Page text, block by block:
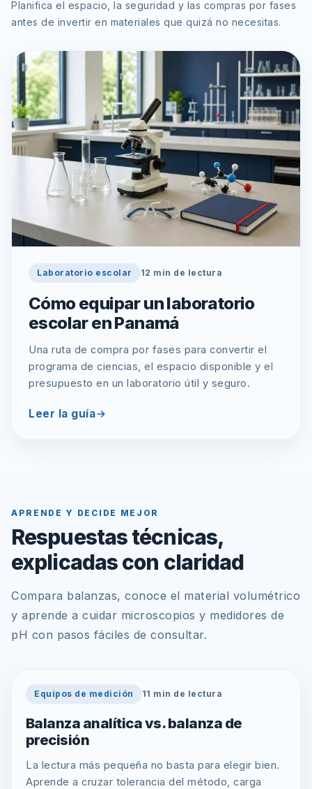
Planifica el espacio, la seguridad y las compras por fases
antes de invertir en materiales que quizá no necesitas.
Laboratorio escolar 12 min de lectura
Cómo equipar un laboratorio
escolar en Panamá
Una ruta de compra por fases para convertir el
programa de ciencias, el espacio disponible y el
presupuesto en un laboratorio útil y seguro.
Leer la guía
APRENDE Y DECIDE MEJOR
Respuestas técnicas,
explicadas con claridad
Compara balanzas, conoce el material volumétrico
y aprende a cuidar microscopios y medidores de
pH con pasos fáciles de consultar.
Equipos de medición 11 min de lectura
Balanza analítica vs. balanza de
precisión
La lectura más pequeña no basta para elegir bien.
Aprende a cruzar tolerancia del método, carga